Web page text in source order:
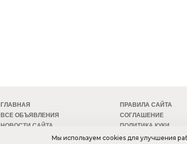
ГЛАВНАЯ
ВСЕ ОБЪЯВЛЕНИЯ
НОВОСТИ САЙТА
МОБИЛЬНАЯ ВЕРСИЯ
ПРАВИЛА САЙТА
СОГЛАШЕНИЕ
ПОЛИТИКА КУКИ
БЕЗОПАСНОСТЬ
Мы используем cookies для улучшения